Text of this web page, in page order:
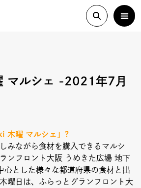
マルシェ -2021年7月
木曜 マルシェ」?
みながら食材を購入できるマルシ
ンフロント大阪 うめきた広場 地下
心とした様々な都道府県の食材と出
曜日は、ふらっとグランフロント大